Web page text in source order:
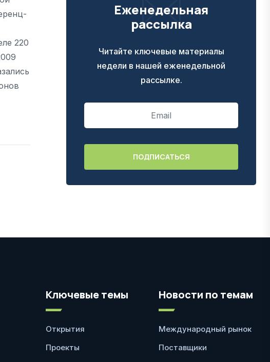
220
Еженедельная
рассылка
Читайте ключевые материалы
недели в нашей еженедельной
рассылке.
Ключевые темы
Открытия
Проекты
Новости по темам
Международный рынок
Поставщики